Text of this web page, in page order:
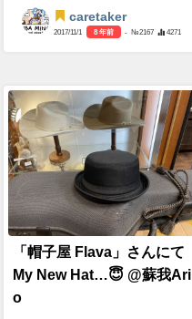
caretaker
2017/11/1 8 年前 - №2167 4271
「帽子屋 Flava」さんにて
My New Hat…😇 @蘇我Ari
o